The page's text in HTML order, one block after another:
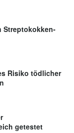
Streptokokken-
Risiko tödlicher
getestet